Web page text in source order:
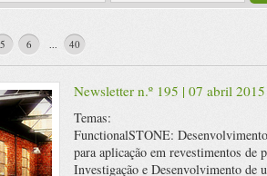
5 6 ... 40
Newsletter n.º 195 | 07 abril 2015
Temas:
FunctionalSTONE:
para aplicação em revestimentos de
Investigação e Desenvolvimento de